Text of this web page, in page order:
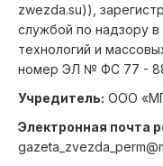
zwezda.su)),
службой по надзору
технологий и
номер ЭЛ № ФС 77 -
Учредитель: ООО
Электронная почта